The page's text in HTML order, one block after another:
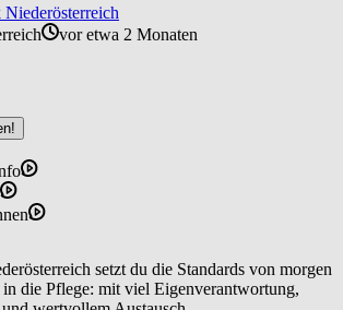
vor etwa 2 Monaten
setzt du die Standards von morgen
die Pflege: mit viel Eigenverantwortung,